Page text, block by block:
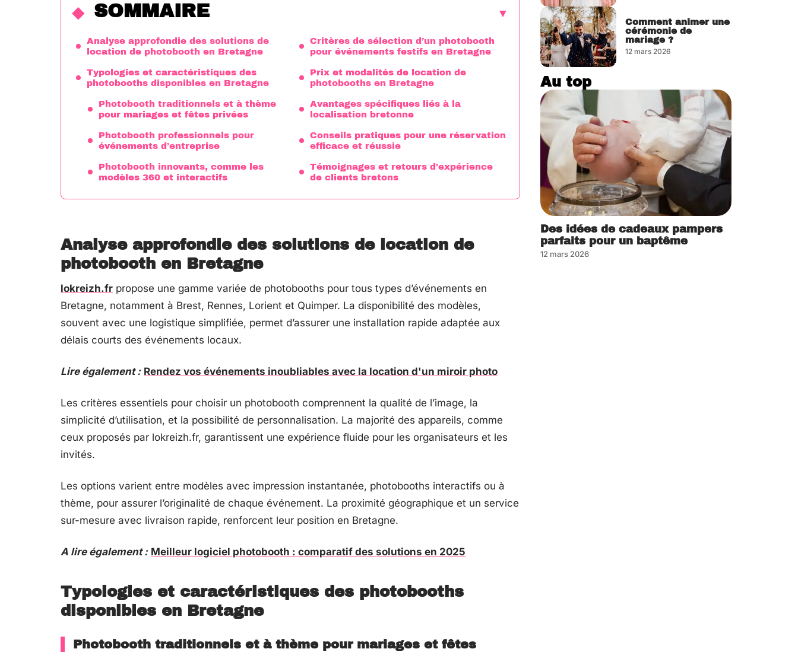
SOMMAIRE
Analyse approfondie des solutions de
location de photobooth en Bretagne
Typologies et caractéristiques des
photobooths disponibles en Bretagne
Photobooth traditionnels et à thème
pour mariages et fêtes privées
Photobooth professionnels pour
événements d’entreprise
Photobooth innovants, comme les
modèles 360 et interactifs
Critères de sélection d’un photobooth
pour événements festifs en Bretagne
Prix et modalités de location de
photobooths en Bretagne
Avantages spécifiques liés à la
localisation bretonne
Conseils pratiques pour une réservation
efficace et réussie
Témoignages et retours d’expérience
de clients bretons
Analyse approfondie des solutions de location de
photobooth en Bretagne
lokreizh.fr propose une gamme variée de photobooths pour tous types d’événements en
Bretagne, notamment à Brest, Rennes, Lorient et Quimper. La disponibilité des modèles,
souvent avec une logistique simplifiée, permet d’assurer une installation rapide adaptée aux
délais courts des événements locaux.
Lire également : Rendez vos événements inoubliables avec la location d'un miroir photo
Les critères essentiels pour choisir un photobooth comprennent la qualité de l’image, la
simplicité d’utilisation, et la possibilité de personnalisation. La majorité des appareils, comme
ceux proposés par lokreizh.fr, garantissent une expérience fluide pour les organisateurs et les
invités.
Les options varient entre modèles avec impression instantanée, photobooths interactifs ou à
thème, pour assurer l’originalité de chaque événement. La proximité géographique et un service
sur-mesure avec livraison rapide, renforcent leur position en Bretagne.
A lire également : Meilleur logiciel photobooth : comparatif des solutions en 2025
Typologies et caractéristiques des photobooths
disponibles en Bretagne
Photobooth traditionnels et à thème pour mariages et fêtes
Comment animer une
cérémonie de
mariage ?
12 mars 2026
Au top
Des idées de cadeaux pampers
parfaits pour un baptême
12 mars 2026